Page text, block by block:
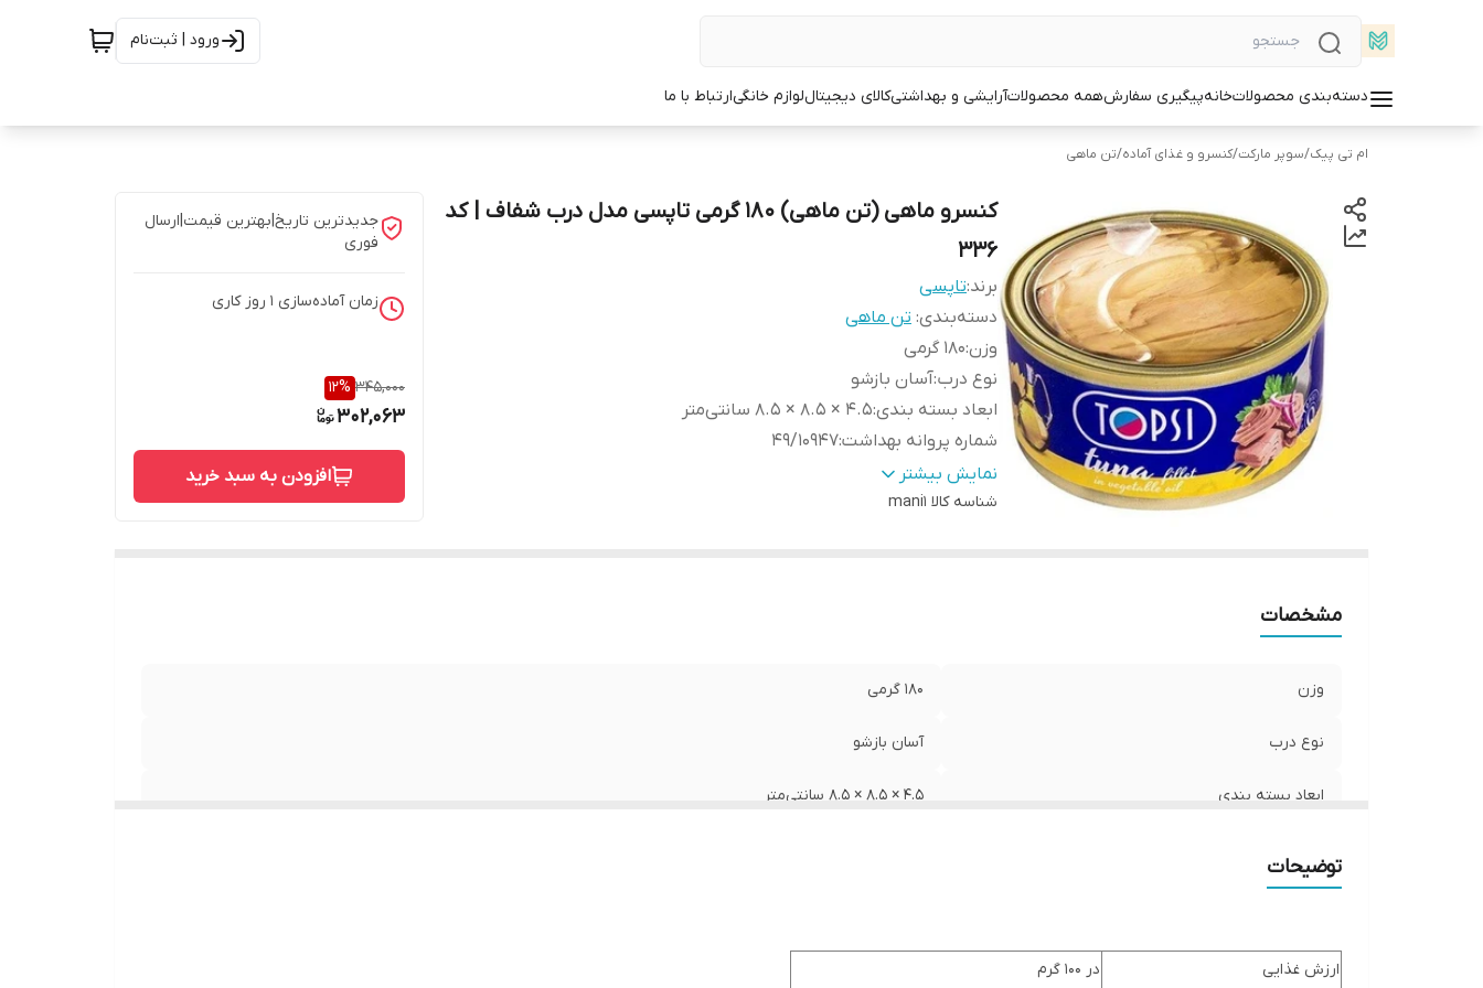
ورود | ثبت‌نام
دسته‌بندی محصولاتخانهپیگیری سفارشهمه محصولاتآرایشی و بهداشتیکالای دیجیتاللوازم خانگیارتباط با ما
ام تی پیک/سوپر مارکت/کنسرو و غذای آماده/تن ماهی
کنسرو ماهی (تن ماهی) 180 گرمی تاپسی مدل درب شفاف | کد
336
برند:تاپسی
دسته‌بندی: تن ماهی
وزن:180 گرمی
نوع درب:آسان بازشو
ابعاد بسته بندی:4.5 × 8.5 × 8.5 سانتی‌متر
شماره پروانه بهداشت:
49/10947
همراه با :روغن گیاهینمایش بیشتر
شناسه کالا mani1
جدیدترین تاریخ|بهترین قیمت|ارسال
فوری
زمان آماده‌سازی 1 روز کاری
345,000
12%
302,063
افزودن به سبد خرید
مشخصات
وزن 180 گرمی
نوع درب آسان بازشو
ابعاد بسته بندی 4.5 × 8.5 × 8.5 سانتی‌متر
توضیحات
ارزش غذایی در 100 گرم